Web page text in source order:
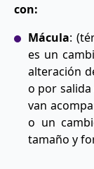
con:
Mácula:
es un
alteración
o por salida
van
o un
tamaño y